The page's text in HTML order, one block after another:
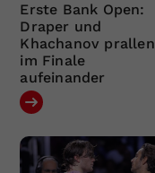
Erste Bank Open:
Draper und
Khachanov prallen
im Finale
aufeinander